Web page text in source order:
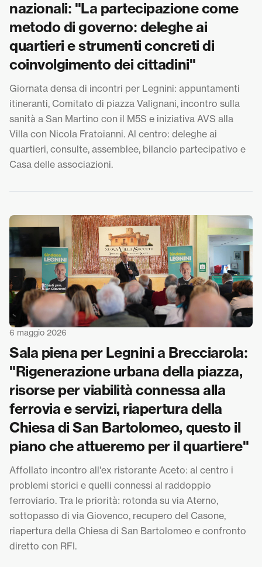
nazionali: "La partecipazione come
metodo di governo: deleghe ai
quartieri e strumenti concreti di
coinvolgimento dei cittadini"
Giornata densa di incontri per Legnini: appuntamenti
itineranti, Comitato di piazza Valignani, incontro sulla
sanità a San Martino con il M5S e iniziativa AVS alla
Villa con Nicola Fratoianni. Al centro: deleghe ai
quartieri, consulte, assemblee, bilancio partecipativo e
Casa delle associazioni.
6 maggio 2026
Sala piena per Legnini a Brecciarola:
"Rigenerazione urbana della piazza,
risorse per viabilità connessa alla
ferrovia e servizi, riapertura della
Chiesa di San Bartolomeo, questo il
piano che attueremo per il quartiere"
Affollato incontro all'ex ristorante Aceto: al centro i
problemi storici e quelli connessi al raddoppio
ferroviario. Tra le priorità: rotonda su via Aterno,
sottopasso di via Giovenco, recupero del Casone,
riapertura della Chiesa di San Bartolomeo e confronto
diretto con RFI.